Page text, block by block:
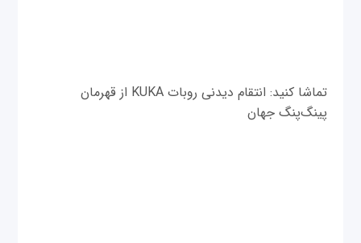
تماشا کنید: انتقام دیدنی روبات KUKA از قهرمان
پینگ‌پنگ جهان